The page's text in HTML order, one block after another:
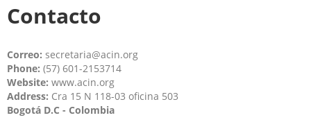
Contacto
Correo: secretaria@acin.org
Phone: (57) 601-2153714
Website: www.acin.org
Address: Cra 15 N 118-03 oficina 503
Bogotá D.C - Colombia